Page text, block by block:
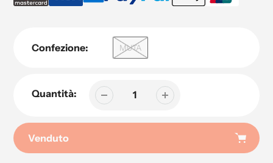
Confezione: MUTA
Quantità:
Venduto